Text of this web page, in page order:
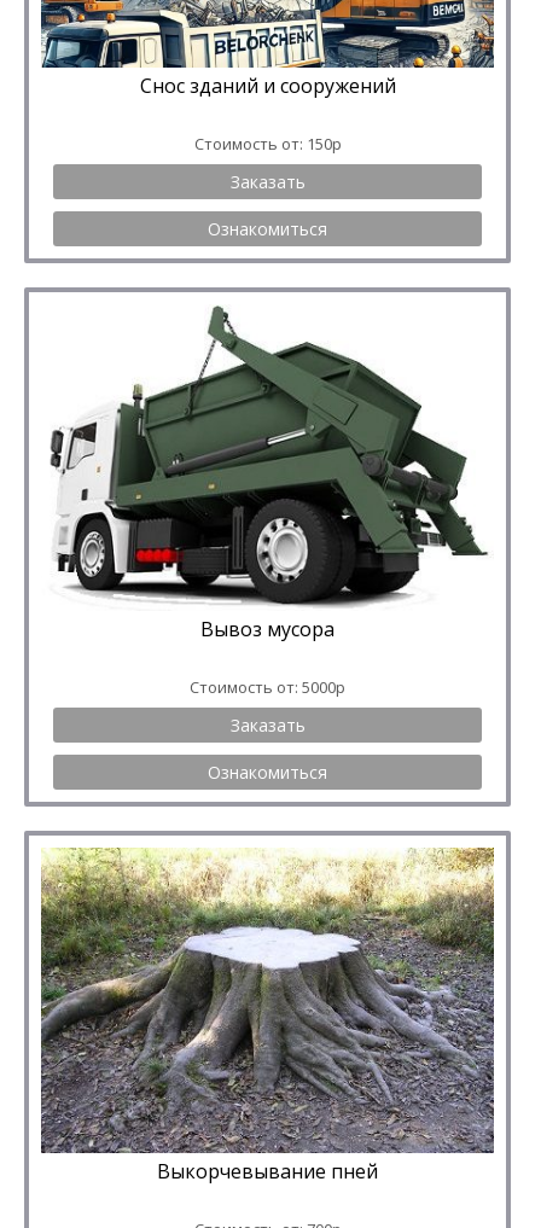
Снос зданий и сооружений
Стоимость от: 150р
Заказать
Ознакомиться
Вывоз мусора
Стоимость от: 5000р
Заказать
Ознакомиться
Выкорчевывание пней